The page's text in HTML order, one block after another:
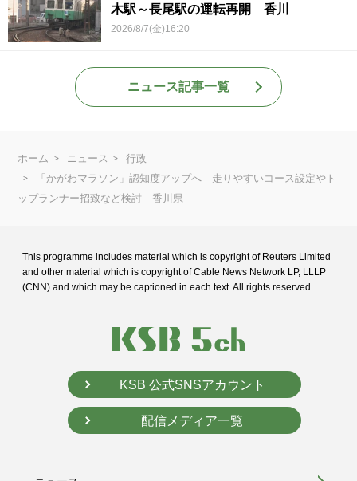
木駅～長尾駅の運転再開 香川
2026/8/7(金)16:20
ニュース記事一覧
ホーム ニュース
行政
「かがわマラソン」認知度アップへ 走りやすいコース設定やト
ップランナー招致など検討 香川県
This programme includes material which is copyright of Reuters Limited
and other material which is copyright of Cable News Network LP, LLLP
(CNN) and which may be captioned in each text. All rights reserved.
KSB 公式SNSアカウント
配信メディア一覧